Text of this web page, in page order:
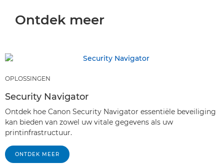
Ontdek meer
OPLOSSINGEN
Security Navigator
Ontdek hoe Canon Security Navigator essentiële beveiliging
kan bieden van zowel uw vitale gegevens als uw
printinfrastructuur.
ONTDEK MEER